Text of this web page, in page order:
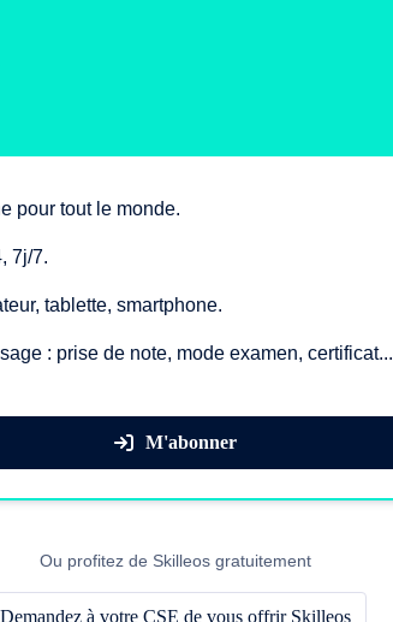
pour tout le monde.
7j/7.
tablette, smartphone.
: prise de note, mode examen, certificat...
M'abonner
Ou profitez de Skilleos gratuitement
Demandez à votre CSE de vous offrir Skilleos